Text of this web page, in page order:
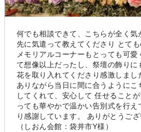
何でも相談できて、こちらが全く気
先に気遣って教えてくださり とても
メモリアルコーナーもとっても可愛
て想像以上だったし、祭壇の飾りに
花を取り入れてくださり感激しまし
ありながら当日に間に合うようにこ
してくれて、安心して 任せること
っても華やかで温かい告別式を行え
り感謝しています。 ありがとうござ
（しおん会館：袋井市Y様）